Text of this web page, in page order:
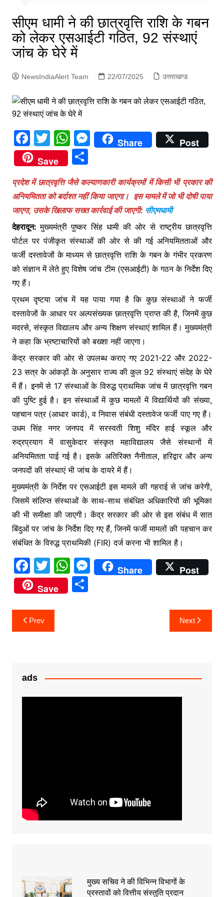
सीएम धामी ने की छात्रवृत्ति राशि के गबन
को लेकर एसआईटी गठित, 92 संस्थाएं
जांच के घेरे में
NewsIndiaAlert Team 22/07/2025 उत्तराखण्ड
F
a
c
e
b
o
o
k
T
w
itt
er
W
h
at
s
A
p
p
M
e
s
e
n
g
er
Share
Post
Save
S
ar
e
प्रदेश में छात्रवृत्ति जैसे कल्याणकारी कार्यक्रमों में किसी भी प्रकार की
अनियमितता को बर्दाश्त नहीं किया जाएगा। इस मामले में जो भी दोषी पाया
जाएगा, उसके खिलाफ सख्त कार्रवाई की जाएगी: सीएमधामी
देहरादून:मुख्यमंत्री पुष्कर सिंह धामी की ओर से राष्ट्रीय छात्रवृत्ति
पोर्टल पर पंजीकृत संस्थाओं की ओर से की गई अनियमितताओं और
फर्जी दस्तावेजों के माध्यम से छात्रवृत्ति राशि के गबन के गंभीर प्रकरण
को संज्ञान में लेते हुए विशेष जांच टीम (एसआईटी) के गठन के निर्देश दिए
गए हैं।
प्रथम दृष्टया जांच में यह पाया गया है कि कुछ संस्थाओं ने फर्जी
दस्तावेजों के आधार पर अल्पसंख्यक छात्रवृत्ति प्राप्त की है, जिनमें कुछ
मदरसे, संस्कृत विद्यालय और अन्य शिक्षण संस्थाएं शामिल हैं। मुख्यमंत्री
ने कहा कि भ्रष्टाचारियों को बख्शा नहीं जाएगा।
केंद्र सरकार की ओर से उपलब्ध कराए गए 2021-22 और 2022-
23 सत्र के आंकड़ों के अनुसार राज्य की कुल 92 संस्थाएं संदेह के घेरे
में हैं। इनमें से 17 संस्थाओं के विरुद्ध प्राथमिक जांच में छात्रवृत्ति गबन
की पुष्टि हुई है। इन संस्थाओं में कुछ मामलों में विद्यार्थियों की संख्या,
पहचान पत्र (आधार कार्ड), व निवास संबंधी दस्तावेज फर्जी पाए गए हैं।
उधम सिंह नगर जनपद में सरस्वती शिशु मंदिर हाई स्कूल और
रुद्रप्रयाग में वासुकेदार संस्कृत महाविद्यालय जैसे संस्थानों में
अनियमितता पाई गई है। इसके अतिरिक्त नैनीताल, हरिद्वार और अन्य
जनपदों की संस्थाएं भी जांच के दायरे में हैं।
मुख्यमंत्री के निर्देश पर एसआईटी इस मामले की गहराई से जांच करेगी,
जिसमें संलिप्त संस्थाओं के साथ-साथ संबंधित अधिकारियों की भूमिका
की भी समीक्षा की जाएगी। केंद्र सरकार की ओर से इस संबंध में सात
बिंदुओं पर जांच के निर्देश दिए गए हैं, जिनमें फर्जी मामलों की पहचान कर
संबंधित के विरुद्ध प्राथमिकी (FIR) दर्ज करना भी शामिल है।
F
a
c
e
b
k
T
w
itt
er
W
h
at
M
e
er
Share
Post
Save
S
Post
navigation
Prev Next
ads
मुख्य सचिव ने की विभिन्न विभागों के
प्रस्तावों को वित्तीय संस्तुति प्रदान
e